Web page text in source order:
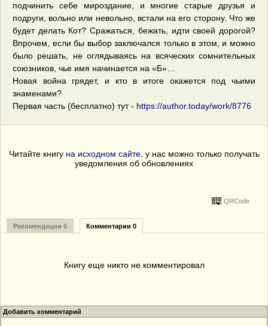
подчинить себе мироздание, и многие старые друзья и
подруги, вольно или невольно, встали на его сторону. Что же
будет делать Кот? Сражаться, бежать, идти своей дорогой?
Впрочем, если бы выбор заключался только в этом, и можно
было решать, не оглядываясь на всяческих сомнительных
союзников, чье имя начинается на «Б»…
Новая война грядет, и кто в итоге окажется под чьими
знаменами?
Первая часть (бесплатно) тут - https://author.today/work/8776
Читайте книгу на исходном сайте, у нас можно только получать
уведомления об обновлениях
QRCode
Рекомендации 0 Комментарии 0
Книгу еще никто не комментировал
Добавить комментарий